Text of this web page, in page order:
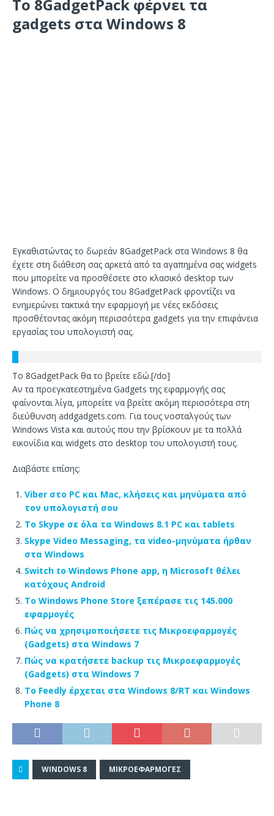
Το 8GadgetPack φέρνει τα
gadgets στα Windows 8
Εγκαθιστώντας το δωρεάν 8GadgetPack στα Windows 8 θα
έχετε στη διάθεση σας αρκετά από τα αγαπημένα σας widgets
που μπορείτε να προσθέσετε στο κλασικό desktop των
Windows. Ο δημιουργός του 8GadgetPack φροντίζει να
ενημερώνει τακτικά την εφαρμογή με νέες εκδόσεις
προσθέτοντας ακόμη περισσότερα gadgets για την επιφάνεια
εργασίας του υπολογιστή σας.
Το 8GadgetPack θα το βρείτε εδώ.[/do]
Αν τα προεγκατεστημένα Gadgets της εφαρμογής σας
φαίνονται λίγα, μπορείτε να βρείτε ακόμη περισσότερα στη
διεύθυνση addgadgets.com. Για τους νοσταλγούς των
Windows Vista και αυτούς που την βρίσκουν με τα πολλά
εικονίδια και widgets στο desktop του υπολογιστή τους.
Διαβάστε επίσης:
Viber στο PC και Mac, κλήσεις και μηνύματα από
τον υπολογιστή σου
Το Skype σε όλα τα Windows 8.1 PC και tablets
Skype Video Messaging, τα video-μηνύματα ήρθαν
στα Windows
Switch to Windows Phone app, η Microsoft θέλει
κατόχους Android
Το Windows Phone Store ξεπέρασε τις 145.000
εφαρμογές
Πώς να χρησιμοποιήσετε τις Μικροεφαρμογές
(Gadgets) στα Windows 7
Πώς να κρατήσετε backup τις Μικροεφαρμογές
(Gadgets) στα Windows 7
Το Feedly έρχεται στα Windows 8/RT και Windows
Phone 8
WINDOWS 8 ΜΙΚΡΟΕΦΑΡΜΟΓΈΣ